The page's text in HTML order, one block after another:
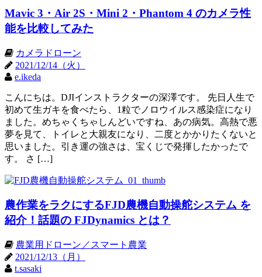
Mavic 3・Air 2S・Mini 2・Phantom 4 のカメラ性
能を比較してみた
カメラドローン
2021/12/14（火）
e.ikeda
こんにちは。DJIインストラクターの深澤です。 先日人生で
初めて生ガキを食べたら、1粒でノロウイルス感染症になり
ました。めちゃくちゃしんどいですね、あの病気。高熱で悪
夢を見て、トイレと大親友になり、二度とかかりたくないと
思いました。引き運の強さは、宝くじで発揮したかったで
す。 さ […]
農作業をラクにするFJD農機自動操舵システム を
紹介！話題の FJDynamics とは？
農業用ドローン／スマート農業
2021/12/13（月）
t.sasaki